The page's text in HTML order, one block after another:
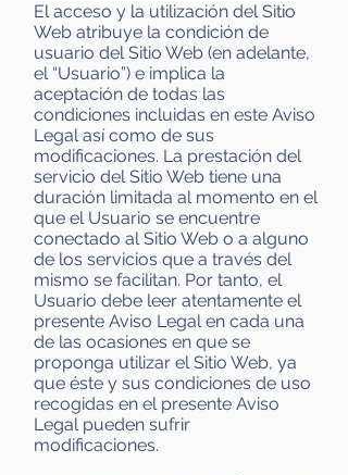
El acceso y la utilización del Sitio
Web atribuye la condición de
usuario del Sitio Web (en adelante,
el “Usuario”) e implica la
aceptación de todas las
condiciones incluidas en este Aviso
Legal así como de sus
modificaciones. La prestación del
servicio del Sitio Web tiene una
duración limitada al momento en el
que el Usuario se encuentre
conectado al Sitio Web o a alguno
de los servicios que a través del
mismo se facilitan. Por tanto, el
Usuario debe leer atentamente el
presente Aviso Legal en cada una
de las ocasiones en que se
proponga utilizar el Sitio Web, ya
que éste y sus condiciones de uso
recogidas en el presente Aviso
Legal pueden sufrir
modificaciones.